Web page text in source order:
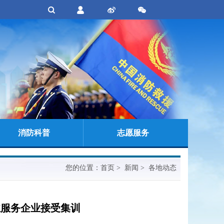
消防科普 志愿服务
您的位置： 首页 > 新闻 > 各地动态
务企业接受集训